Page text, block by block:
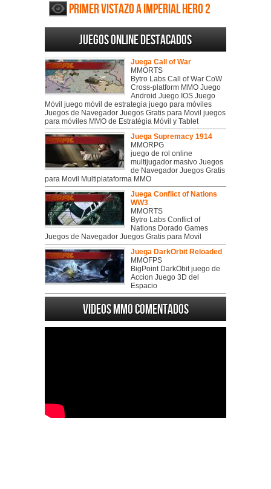
Primer vistazo a Imperial Hero 2
Juegos online destacados
Juega Call of War
MMORTS
Bytro Labs Call of War CoW
Cross-platform MMO Juego
Android Juego IOS Juego
Móvil juego móvil de estrategia juego para móviles
Juegos de Navegador Juegos Gratis para Movil juegos
para móviles MMO de Estratégia Móvil y Tablet
Juega Supremacy 1914
MMORPG
juego de rol online
multijugador masivo Juegos
de Navegador Juegos Gratis
para Movil Multiplataforma MMO
Juega Conflict of Nations
WW3
MMORTS
Bytro Labs Conflict of
Nations Dorado Games
Juegos de Navegador Juegos Gratis para Movil
Juega DarkOrbit Reloaded
MMOFPS
BigPoint DarkObit juego de
Accion Juego 3D del
Espacio
Videos MMO Comentados